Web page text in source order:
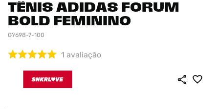
TÊNIS ADIDAS FORUM
BOLD FEMININO
GY698-7-100
1 avaliação